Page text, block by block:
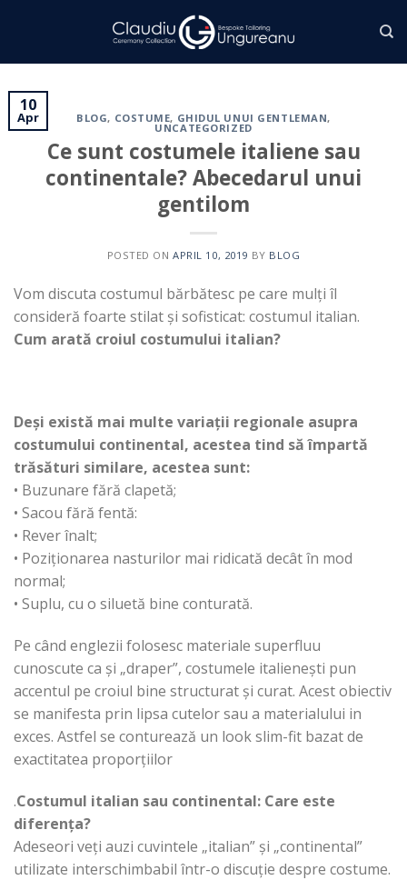
10
Apr BLOG, COSTUME, GHIDUL UNUI GENTLEMAN,
UNCATEGORIZED
Ce sunt costumele italiene sau
continentale? Abecedarul unui
gentilom
POSTED ONAPRIL 10, 2019 BY BLOG
Vom discuta costumul bărbătesc pe care mulți îl
consideră foarte stilat și sofisticat: costumul italian.
Cum arată croiul costumului italian?
Deși există mai multe variații regionale asupra
costumului continental, acestea tind să împartă
trăsături similare, acestea sunt:
• Buzunare fără clapetă;
• Sacou fără fentă:
• Rever înalt;
• Poziționarea nasturilor mai ridicată decât în mod
normal;
• Suplu, cu o siluetă bine conturată.
Pe când englezii folosesc materiale superfluu
cunoscute ca și „draper”, costumele italienești pun
accentul pe croiul bine structurat și curat. Acest obiectiv
se manifesta prin lipsa cutelor sau a materialului in
exces. Astfel se conturează un look slim-fit bazat de
exactitatea proporțiilor
.Costumul italian sau continental: Care este
diferența?
Adeseori veți auzi cuvintele „italian” și „continental”
utilizate interschimbabil într-o discuție despre costume.